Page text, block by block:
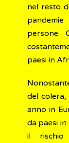
nel resto
persone.
paesi in
del
anno in
da paesi
il